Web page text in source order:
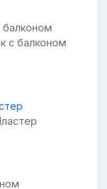
с балконом